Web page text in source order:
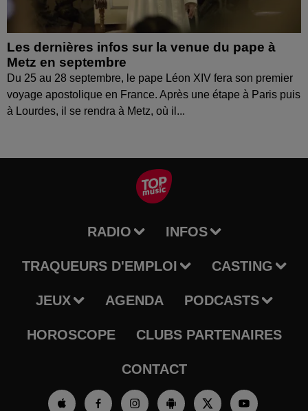
Les dernières infos sur la venue du pape à
Metz en septembre
Du 25 au 28 septembre, le pape Léon XIV fera son premier
voyage apostolique en France. Après une étape à Paris puis
à Lourdes, il se rendra à Metz, où il...
RADIO INFOS
TRAQUEURS D'EMPLOI CASTING
JEUX AGENDA PODCASTS
HOROSCOPE CLUBS PARTENAIRES
CONTACT